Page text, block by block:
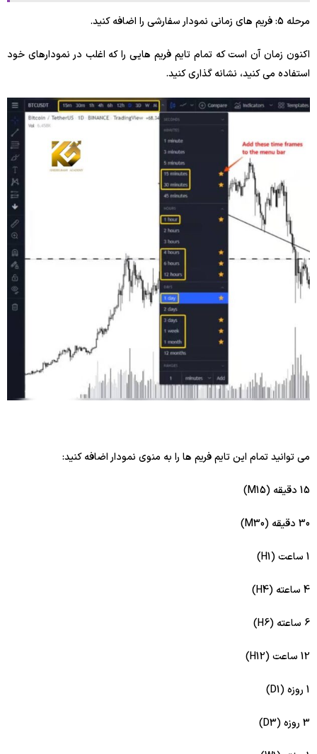
مرحله 5: فریم های زمانی نمودار سفارشی را اضافه کنید.
اکنون زمان آن است که تمام تایم فریم هایی را که اغلب در نمودارهای خود
استفاده می کنید، نشانه گذاری کنید.
می توانید تمام این تایم فریم ها را به منوی نمودار اضافه کنید:
15 دقیقه (M15)
30 دقیقه (M30)
1 ساعت (H1)
4 ساعته (H4)
6 ساعته (H6)
12 ساعت (H12)
1 روزه (D1)
3 روزه (D3)